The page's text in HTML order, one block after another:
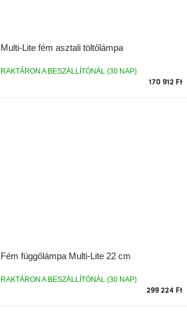
Multi-Lite fém asztali töltőlámpa
RAKTÁRON A BESZÁLLÍTÓNÁL (30 NAP)
170 912 Ft
Fém függőlámpa Multi-Lite 22 cm
RAKTÁRON A BESZÁLLÍTÓNÁL (30 NAP)
299 224 Ft